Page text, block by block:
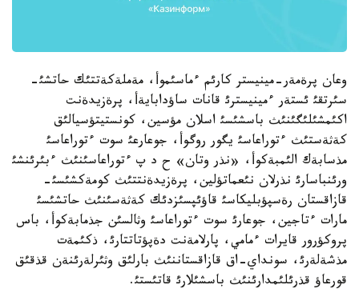
وعان پرةمةر-مينيستر كارئم ءماسئموأ، مةملةكةتتئك حاتشئ-
سئرتقئ ئستةر ءمينيسترئ قانات ساؤدابايةأ، پرةزيدةنت
اكئمشئلئگئنئث باسشئسئ اسلان مؤسين، كونستيتؤسيالئق
كةثةستئث ءتوراعاسئ يگور روگوأ، جوعارعئ سوت ءتوراعاسئ
مذسابةك الئمبةكوأ، «نذر وتان» ح د پ ءتوراعاسئنئث ءبئرئنشئ
ورئنباسارئ نذرلان نئعماتؤلين، پرةزيدةنتتئث كومةكشئسئ-
قازاقستان رةسپؤبليكاسئ قاؤئپسئزدئك كةثةسئنئث حاتشئسئ
مارات ءتاجين، جوعارئ سوت ءتوراعاسئ وثالسئن جذمابةكوأ، باس
پروكؤرور قايرات ءمامي، پارلامةنت دةپؤتاتتارئ، ذكئمةت
مذشةلةرئ، سونداي-اق قازاقستاننئث بارلئق وثئرلةرئنةن قذقئق
قورعاؤ قذرئلئمدارئنئث باسشئلارئ قاتئستئ.